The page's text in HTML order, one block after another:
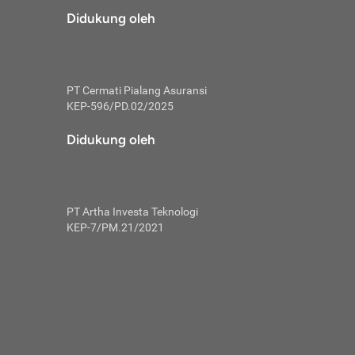
tidak
skor
Mulai
kembali ideal.
utang
Didukung oleh
PT Cermati Pialang Asuransi
KEP-596/PD.02/2025
Didukung oleh
PT Artha Investa Teknologi
KEP-7/PM.21/2021